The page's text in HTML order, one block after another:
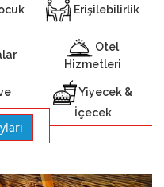
Erişilebilirlik
Otel
Hizmetleri
Yiyecek &
İçecek